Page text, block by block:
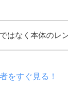
はなく本体のレ
をすぐ見る！